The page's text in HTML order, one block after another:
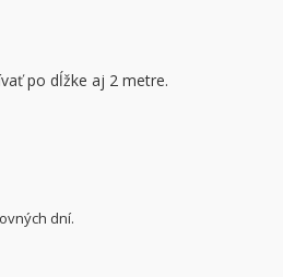
po dĺžke aj 2 metre.
dní.